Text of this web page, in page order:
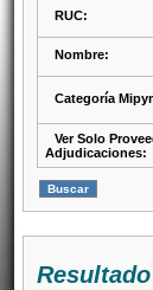
RUC:
Nombre:
Categoría
Ver Solo
Adjudicaciones: